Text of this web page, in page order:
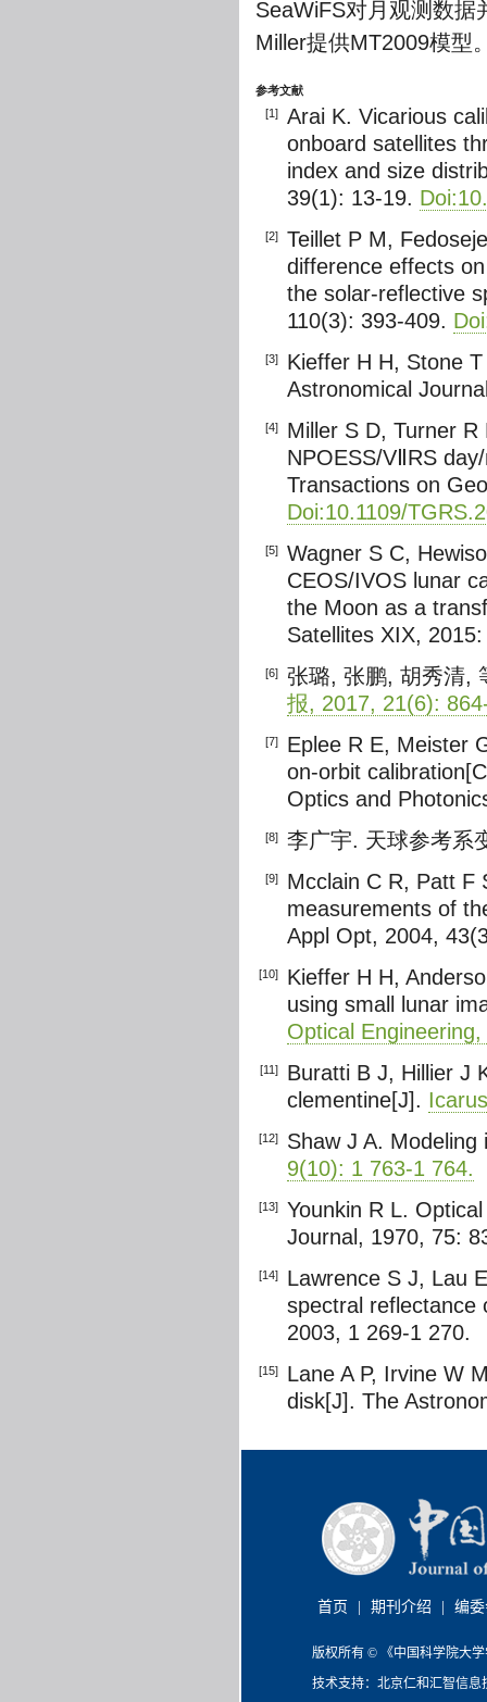
SeaWiFS对月观测数据
Miller提供MT2009模型
参考文献
[1]
Arai K. Vicarious
onboard satellites
index and size
39(1): 13-19.
[2]
Teillet P M,
difference effects
the solar-reflective
110(3): 393-409.
[3]
Kieffer H H, Stone
Astronomical
[4]
Miller S D, Turner
NPOESS/VⅡRS
Transactions on
Doi:10.1109/
[5]
Wagner S C,
CEOS/IVOS lunar
the Moon as a
Satellites XIX,
[6]
张璐, 张鹏, 胡秀清,
报, 2017, 21(6):
[7]
Eplee R E, Meister
on-orbit
Optics and
[8] 李广宇. 天球参考系
[9]
Mcclain C R, Patt F
measurements of
Appl Opt, 2004,
[10]
Kieffer H H,
using small lunar
Optical
[11]
Buratti B J, Hillier J
clementine[J].
[12]
Shaw J A.
9(10): 1 763-1 764.
[13]
Younkin R L.
Journal, 1970, 75:
[14]
Lawrence S J, Lau
spectral reflectance
2003, 1 269-1 270.
[15]
Lane A P, Irvine W
disk[J]. The